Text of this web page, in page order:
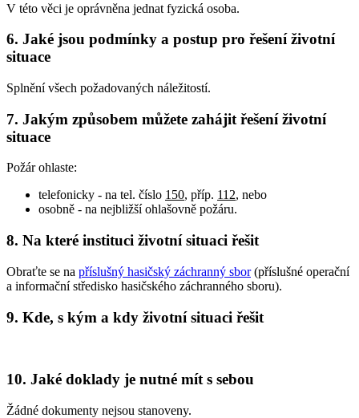
V této věci je oprávněna jednat fyzická osoba.
6. Jaké jsou podmínky a postup pro řešení životní
situace
Splnění všech požadovaných náležitostí.
7. Jakým způsobem můžete zahájit řešení životní
situace
Požár ohlaste:
telefonicky - na tel. číslo 150, příp. 112, nebo
osobně - na nejbližší ohlašovně požáru.
8. Na které instituci životní situaci řešit
Obraťte se na příslušný hasičský záchranný sbor(příslušné operační
a informační středisko hasičského záchranného sboru).
9. Kde, s kým a kdy životní situaci řešit
10. Jaké doklady je nutné mít s sebou
Žádné dokumenty nejsou stanoveny.